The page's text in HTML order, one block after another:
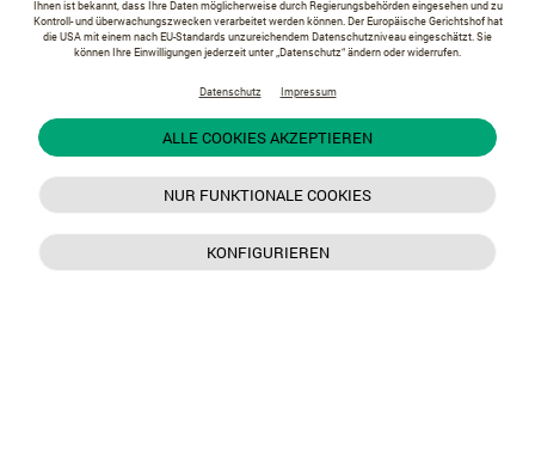
Ihnen ist bekannt, dass Ihre Daten möglicherweise durch Regierungsbehörden eingesehen und zu
Kontroll- und überwachungszwecken verarbeitet werden können. Der Europäische Gerichtshof hat
die USA mit einem nach EU-Standards unzureichendem Datenschutzniveau eingeschätzt. Sie
können Ihre Einwilligungen jederzeit unter „Datenschutz“ ändern oder widerrufen.
Datenschutz Impressum
ALLE COOKIES AKZEPTIEREN
NUR FUNKTIONALE COOKIES
KONFIGURIEREN